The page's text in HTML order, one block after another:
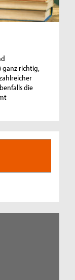
ganz richtig,
die